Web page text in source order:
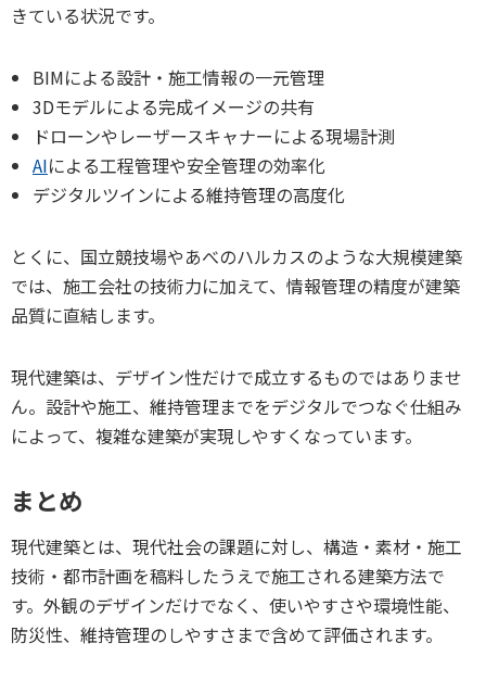
きている状況です。
BIMによる設計・施工情報の一元管理
3Dモデルによる完成イメージの共有
ドローンやレーザースキャナーによる現場計測
AIによる工程管理や安全管理の効率化
デジタルツインによる維持管理の高度化
とくに、国立競技場やあべのハルカスのような大規模建築
では、施工会社の技術力に加えて、情報管理の精度が建築
品質に直結します。
現代建築は、デザイン性だけで成立するものではありませ
ん。設計や施工、維持管理までをデジタルでつなぐ仕組み
によって、複雑な建築が実現しやすくなっています。
まとめ
現代建築とは、現代社会の課題に対し、構造・素材・施工
技術・都市計画を稿料したうえで施工される建築方法で
す。外観のデザインだけでなく、使いやすさや環境性能、
防災性、維持管理のしやすさまで含めて評価されます。